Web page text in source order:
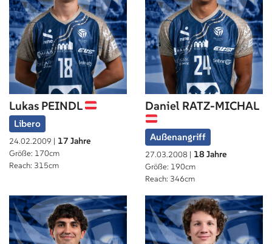
Lukas PEINDL
Libero
24.02.2009 | 17 Jahre
Größe: 170cm
Reach: 315cm
Daniel RATZ-MICHAL
Außenangriff
27.03.2008 | 18 Jahre
Größe: 190cm
Reach: 346cm